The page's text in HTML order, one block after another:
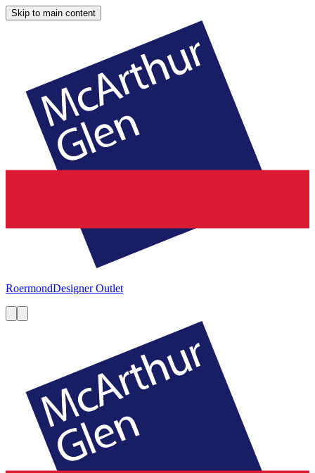
Skip to main content
RoermondDesigner Outlet